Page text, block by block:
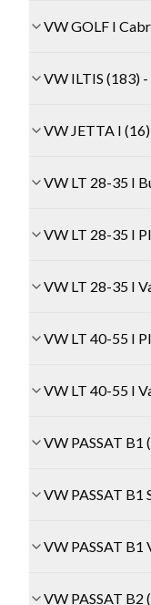
VW GOLF I
VW ILTIS (183)
VW JETTA I
VW LT 28-35 I
VW LT 28-35 I
VW LT 28-35 I
VW LT 40-55 I
VW LT 40-55 I
VW PASSAT
VW PASSAT B1
VW PASSAT
VW PASSAT